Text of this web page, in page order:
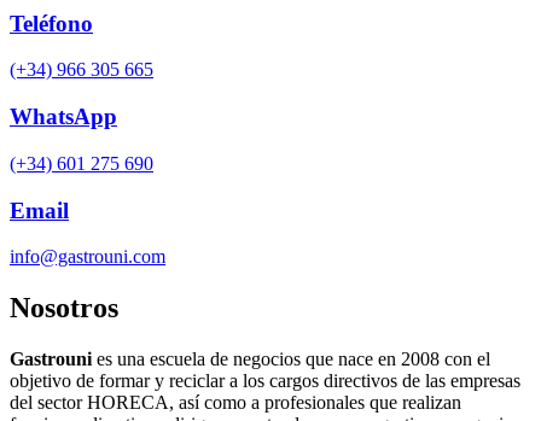
Teléfono
(+34) 966 305 665
WhatsApp
(+34) 601 275 690
Email
info@gastrouni.com
Nosotros
Gastrouni es una escuela de negocios que nace en 2008 con el
objetivo de formar y reciclar a los cargos directivos de las empresas
del sector HORECA, así como a profesionales que realizan